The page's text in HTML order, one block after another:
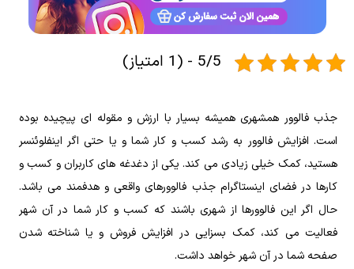
5/5 - (1 امتیاز)
جذب فالوور همشهری همیشه بسیار با ارزش و مقوله ای پیچیده بوده
است. افزایش فالوور به رشد کسب و کار شما و یا حتی اگر اینفلوئنسر
هستید، کمک خیلی زیادی می کند. یکی از دغدغه های کاربران و کسب و
کارها در فضای اینستاگرام جذب فالوورهای واقعی و هدفمند می باشد.
حال اگر این فالوورها از شهری باشند که کسب و کار شما در آن شهر
فعالیت می کند، کمک بسزایی در افزایش فروش و یا شناخته شدن
صفحه شما در آن شهر خواهد داشت.